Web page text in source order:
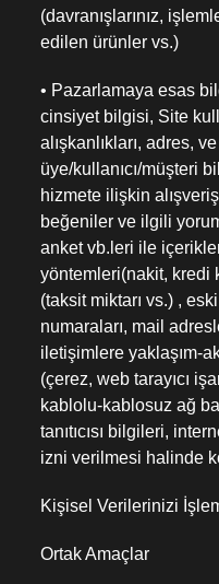
(davranışlarınız,
edilen ürünler vs.)
• Pazarlamaya esas
cinsiyet bilgisi, Site
alışkanlıkları, adres,
üye/kullanıcı/müşteri
hizmete ilişkin
beğeniler ve ilgili
anket vb.leri ile
yöntemleri(nakit, kredi
(taksit miktarı vs.) ,
numaraları, mail
iletişimlere yaklaşım-
(çerez, web tarayıcı
kablolu-kablosuz ağ
tanıtıcısı bilgileri,
izni verilmesi halinde
Kişisel Verilerinizi
Ortak Amaçlar